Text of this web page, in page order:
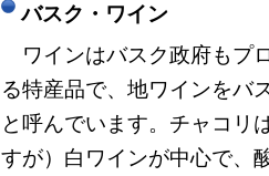
バスク・ワイン
ワインはバスク政府もプ
る特産品で、地ワインをバ
と呼んでいます。チャコリ
すが）白ワインが中心で、